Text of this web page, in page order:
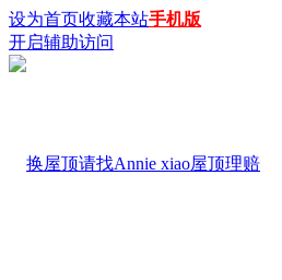
设为首页收藏本站手机版
开启辅助访问